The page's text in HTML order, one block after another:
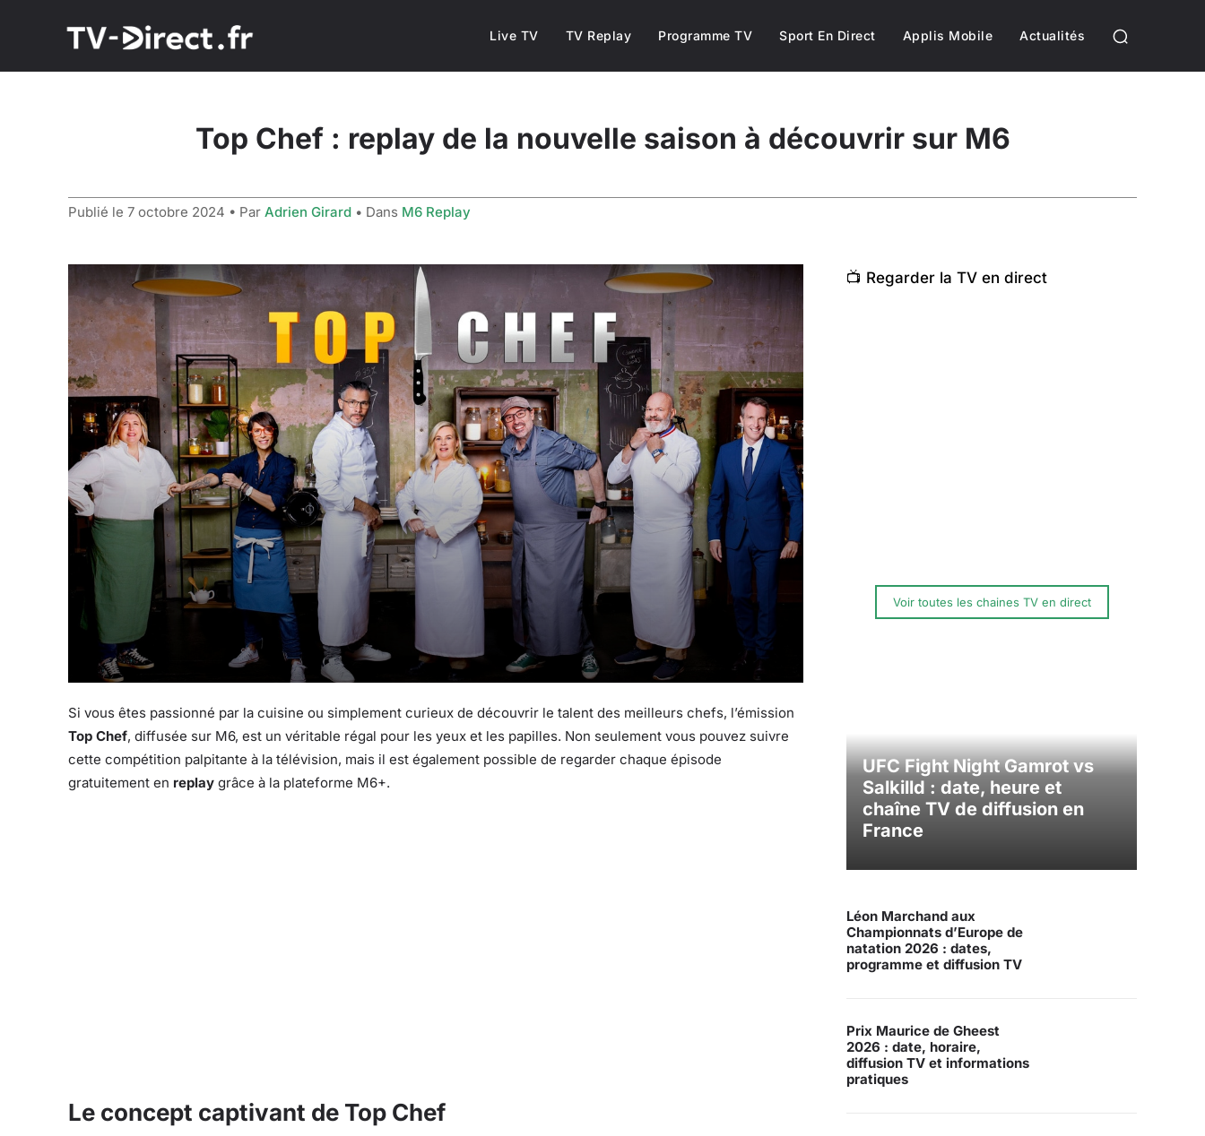
Live TV TV Replay Programme TV Sport En Direct Applis Mobile Actualités
Top Chef : replay de la nouvelle saison à découvrir sur M6
Publié le 7 octobre 2024 • Par Adrien Girard • Dans M6 Replay
Si vous êtes passionné par la cuisine ou simplement curieux de découvrir le talent des meilleurs chefs, l’émission
Top Chef, diffusée sur M6, est un véritable régal pour les yeux et les papilles. Non seulement vous pouvez suivre
cette compétition palpitante à la télévision, mais il est également possible de regarder chaque épisode
gratuitement en replay grâce à la plateforme M6+.
Le concept captivant de Top Chef
📺 Regarder la TV en direct
Voir toutes les chaines TV en direct
UFC Fight Night Gamrot vs
Salkilld : date, heure et
chaîne TV de diffusion en
France
Léon Marchand aux
Championnats d’Europe de
natation 2026 : dates,
programme et diffusion TV
Prix Maurice de Gheest
2026 : date, horaire,
diffusion TV et informations
pratiques